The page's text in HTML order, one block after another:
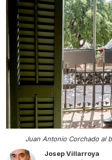
Juan Antonio Corchado al
Josep Villarroya